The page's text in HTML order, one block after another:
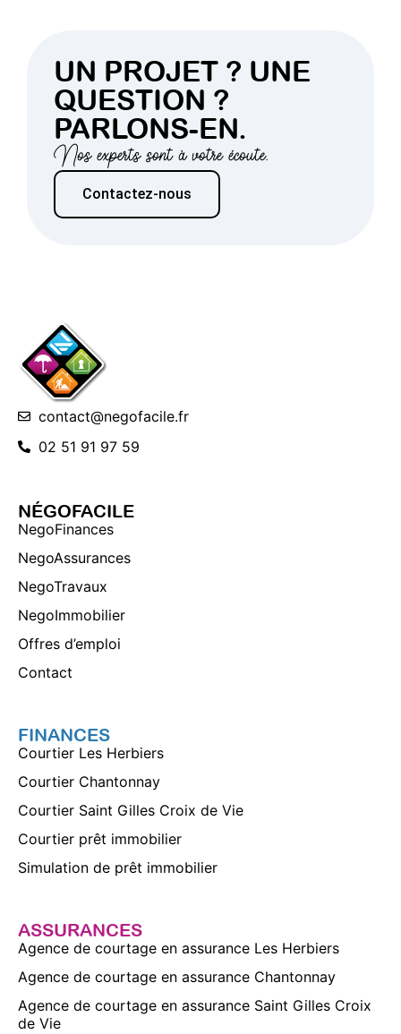
UN PROJET ? UNE
QUESTION ?
PARLONS-EN.
Nos experts sont à votre écoute.
Contactez-nous
contact@negofacile.fr
02 51 91 97 59
NÉGOFACILE
NegoFinances
NegoAssurances
NegoTravaux
NegoImmobilier
Offres d’emploi
Contact
FINANCES
Courtier Les Herbiers
Courtier Chantonnay
Courtier Saint Gilles Croix de Vie
Courtier prêt immobilier
Simulation de prêt immobilier
ASSURANCES
Agence de courtage en assurance Les Herbiers
Agence de courtage en assurance Chantonnay
Agence de courtage en assurance Saint Gilles Croix
de Vie